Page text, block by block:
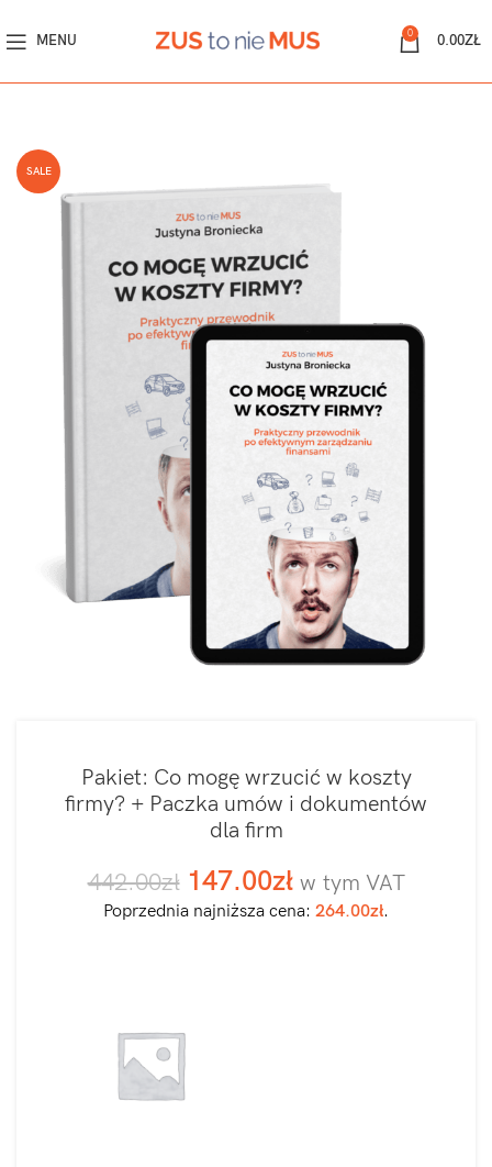
MENU 0 0.00ZŁ
SALE
Pakiet: Co mogę wrzucić w koszty
firmy? + Paczka umów i dokumentów
dla firm
442.00zł 147.00zł w tym VAT
Poprzednia najniższa cena: 264.00zł.